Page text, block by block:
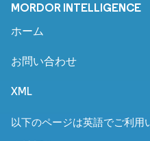
MORDOR INTELLIGENCE
ホーム
お問い合わせ
XML
以下のページは英語でご利用